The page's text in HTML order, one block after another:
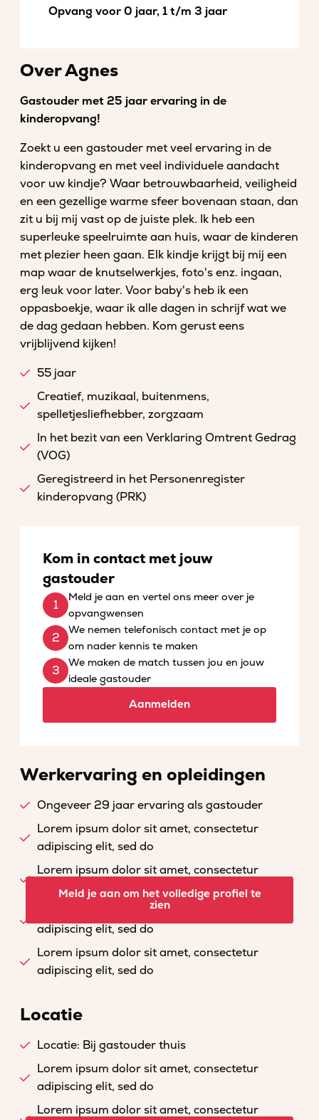
Opvang voor 0 jaar, 1 t/m 3 jaar
Over Agnes
Gastouder met 25 jaar ervaring in de
kinderopvang!
Zoekt u een gastouder met veel ervaring in de
kinderopvang en met veel individuele aandacht
voor uw kindje? Waar betrouwbaarheid, veiligheid
en een gezellige warme sfeer bovenaan staan, dan
zit u bij mij vast op de juiste plek. Ik heb een
superleuke speelruimte aan huis, waar de kinderen
met plezier heen gaan. Elk kindje krijgt bij mij een
map waar de knutselwerkjes, foto's enz. ingaan,
erg leuk voor later. Voor baby's heb ik een
oppasboekje, waar ik alle dagen in schrijf wat we
de dag gedaan hebben. Kom gerust eens
vrijblijvend kijken!
55 jaar
Creatief, muzikaal, buitenmens,
spelletjesliefhebber, zorgzaam
In het bezit van een Verklaring Omtrent Gedrag
(VOG)
Geregistreerd in het Personenregister
kinderopvang (PRK)
Kom in contact met jouw
gastouder
Meld je aan en vertel ons meer over je
opvangwensen
We nemen telefonisch contact met je op
om nader kennis te maken
We maken de match tussen jou en jouw
ideale gastouder
Aanmelden
Werkervaring en opleidingen
Ongeveer 29 jaar ervaring als gastouder
Lorem ipsum dolor sit amet, consectetur
adipiscing elit, sed do
Lorem ipsum dolor sit amet, consectetur
adipiscing elit, sed do
Lorem ipsum dolor sit amet, consectetur
adipiscing elit, sed do
Lorem ipsum dolor sit amet, consectetur
adipiscing elit, sed do
Meld je aan om het volledige profiel te
zien
Locatie
Locatie: Bij gastouder thuis
Lorem ipsum dolor sit amet, consectetur
adipiscing elit, sed do
Lorem ipsum dolor sit amet, consectetur